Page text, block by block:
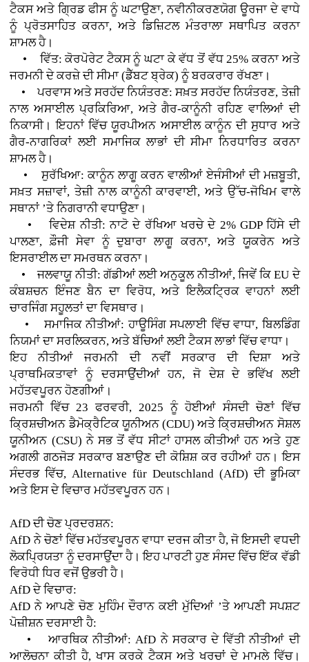
ਟੈਕਸ ਅਤੇ ਗ੍ਰਿਡ ਫੀਸ ਨੂੰ ਘਟਾਉਣਾ, ਨਵੀਨੀਕਰਣਯੋਗ ਊਰਜਾ ਦੇ ਵਾਧੇ
ਨੂੰ ਪ੍ਰੋਤਸਾਹਿਤ ਕਰਨਾ, ਅਤੇ ਡਿਜ਼ਿਟਲ ਮੰਤਰਾਲਾ ਸਥਾਪਿਤ ਕਰਨਾ
ਸ਼ਾਮਲ ਹੈ।
• ਵਿੱਤ: ਕੋਰਪੋਰੇਟ ਟੈਕਸ ਨੂੰ ਘਟਾ ਕੇ ਵੱਧ ਤੋਂ ਵੱਧ 25% ਕਰਨਾ ਅਤੇ
ਜਰਮਨੀ ਦੇ ਕਰਜ਼ੇ ਦੀ ਸੀਮਾ (ਡੈੱਬਟ ਬ੍ਰੇਕ) ਨੂੰ ਬਰਕਰਾਰ ਰੱਖਣਾ।
• ਪਰਵਾਸ ਅਤੇ ਸਰਹੱਦ ਨਿਯੰਤਰਣ: ਸਖ਼ਤ ਸਰਹੱਦ ਨਿਯੰਤਰਣ, ਤੇਜ਼ੀ
ਨਾਲ ਅਸਾਈਲ ਪ੍ਰਕਿਰਿਆ, ਅਤੇ ਗੈਰ-ਕਾਨੂੰਨੀ ਰਹਿਣ ਵਾਲਿਆਂ ਦੀ
ਨਿਕਾਸੀ। ਇਹਨਾਂ ਵਿੱਚ ਯੂਰਪੀਅਨ ਅਸਾਈਲ ਕਾਨੂੰਨ ਦੀ ਸੁਧਾਰ ਅਤੇ
ਗੈਰ-ਨਾਗਰਿਕਾਂ ਲਈ ਸਮਾਜਿਕ ਲਾਭਾਂ ਦੀ ਸੀਮਾ ਨਿਰਧਾਰਿਤ ਕਰਨਾ
ਸ਼ਾਮਲ ਹੈ।
• ਸੁਰੱਖਿਆ: ਕਾਨੂੰਨ ਲਾਗੂ ਕਰਨ ਵਾਲੀਆਂ ਏਜੰਸੀਆਂ ਦੀ ਮਜ਼ਬੂਤੀ,
ਸਖ਼ਤ ਸਜ਼ਾਵਾਂ, ਤੇਜ਼ੀ ਨਾਲ ਕਾਨੂੰਨੀ ਕਾਰਵਾਈ, ਅਤੇ ਉੱਚ-ਜੋਖਿਮ ਵਾਲੇ
ਸਥਾਨਾਂ ’ਤੇ ਨਿਗਰਾਨੀ ਵਧਾਉਣਾ।
• ਵਿਦੇਸ਼ ਨੀਤੀ: ਨਾਟੋ ਦੇ ਰੱਖਿਆ ਖਰਚੇ ਦੇ 2% GDP ਹਿੱਸੇ ਦੀ
ਪਾਲਣਾ, ਫ਼ੌਜੀ ਸੇਵਾ ਨੂੰ ਦੁਬਾਰਾ ਲਾਗੂ ਕਰਨਾ, ਅਤੇ ਯੂਕਰੇਨ ਅਤੇ
ਇਸਰਾਈਲ ਦਾ ਸਮਰਥਨ ਕਰਨਾ।
• ਜਲਵਾਯੂ ਨੀਤੀ: ਗੱਡੀਆਂ ਲਈ ਅਨੁਕੂਲ ਨੀਤੀਆਂ, ਜਿਵੇਂ ਕਿ EU ਦੇ
ਕੰਬਸ਼ਚਨ ਇੰਜਣ ਬੈਨ ਦਾ ਵਿਰੋਧ, ਅਤੇ ਇਲੈਕਟ੍ਰਿਕ ਵਾਹਨਾਂ ਲਈ
ਚਾਰਜਿੰਗ ਸਹੂਲਤਾਂ ਦਾ ਵਿਸਥਾਰ।
• ਸਮਾਜਿਕ ਨੀਤੀਆਂ: ਹਾਊਸਿੰਗ ਸਪਲਾਈ ਵਿੱਚ ਵਾਧਾ, ਬਿਲਡਿੰਗ
ਨਿਯਮਾਂ ਦਾ ਸਰਲਿਕਰਨ, ਅਤੇ ਬੱਚਿਆਂ ਲਈ ਟੈਕਸ ਲਾਭਾਂ ਵਿੱਚ ਵਾਧਾ।
ਇਹ ਨੀਤੀਆਂ ਜਰਮਨੀ ਦੀ ਨਵੀਂ ਸਰਕਾਰ ਦੀ ਦਿਸ਼ਾ ਅਤੇ
ਪ੍ਰਾਥਮਿਕਤਾਵਾਂ ਨੂੰ ਦਰਸਾਉਂਦੀਆਂ ਹਨ, ਜੋ ਦੇਸ਼ ਦੇ ਭਵਿੱਖ ਲਈ
ਮਹੱਤਵਪੂਰਨ ਹੋਣਗੀਆਂ।
ਜਰਮਨੀ ਵਿੱਚ 23 ਫਰਵਰੀ, 2025 ਨੂੰ ਹੋਈਆਂ ਸੰਸਦੀ ਚੋਣਾਂ ਵਿੱਚ
ਕ੍ਰਿਸ਼ਚੀਅਨ ਡੈਮੋਕ੍ਰੈਟਿਕ ਯੂਨੀਅਨ (CDU) ਅਤੇ ਕ੍ਰਿਸ਼ਚੀਅਨ ਸੋਸ਼ਲ
ਯੂਨੀਅਨ (CSU) ਨੇ ਸਭ ਤੋਂ ਵੱਧ ਸੀਟਾਂ ਹਾਸਲ ਕੀਤੀਆਂ ਹਨ ਅਤੇ ਹੁਣ
ਅਗਲੀ ਗਠਜੋੜ ਸਰਕਾਰ ਬਣਾਉਣ ਦੀ ਕੋਸ਼ਿਸ਼ ਕਰ ਰਹੀਆਂ ਹਨ। ਇਸ
ਸੰਦਰਭ ਵਿੱਚ, Alternative für Deutschland (AfD) ਦੀ ਭੂਮਿਕਾ
ਅਤੇ ਇਸ ਦੇ ਵਿਚਾਰ ਮਹੱਤਵਪੂਰਨ ਹਨ।
AfD ਦੀ ਚੋਣ ਪ੍ਰਦਰਸ਼ਨ:
AfD ਨੇ ਚੋਣਾਂ ਵਿੱਚ ਮਹੱਤਵਪੂਰਨ ਵਾਧਾ ਦਰਜ ਕੀਤਾ ਹੈ, ਜੋ ਇਸਦੀ ਵਧਦੀ
ਲੋਕਪ੍ਰਿਯਤਾ ਨੂੰ ਦਰਸਾਉਂਦਾ ਹੈ। ਇਹ ਪਾਰਟੀ ਹੁਣ ਸੰਸਦ ਵਿੱਚ ਇੱਕ ਵੱਡੀ
ਵਿਰੋਧੀ ਧਿਰ ਵਜੋਂ ਉਭਰੀ ਹੈ।
AfD ਦੇ ਵਿਚਾਰ:
AfD ਨੇ ਆਪਣੇ ਚੋਣ ਮੁਹਿੰਮ ਦੌਰਾਨ ਕਈ ਮੁੱਦਿਆਂ ’ਤੇ ਆਪਣੀ ਸਪਸ਼ਟ
ਪੋਜ਼ੀਸ਼ਨ ਦਰਸਾਈ ਹੈ:
• ਆਰਥਿਕ ਨੀਤੀਆਂ: AfD ਨੇ ਸਰਕਾਰ ਦੇ ਵਿੱਤੀ ਨੀਤੀਆਂ ਦੀ
ਆਲੋਚਨਾ ਕੀਤੀ ਹੈ, ਖਾਸ ਕਰਕੇ ਟੈਕਸ ਅਤੇ ਖਰਚਾਂ ਦੇ ਮਾਮਲੇ ਵਿੱਚ।